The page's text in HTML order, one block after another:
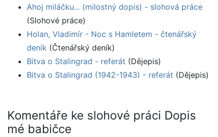
Ahoj miláčku... (milostný dopis) - slohová práce
(Slohové práce)
Holan, Vladimír - Noc s Hamletem - čtenářský
deník (Čtenářský deník)
Bitva o Stalingrad - referát (Dějepis)
Bitva o Stalingrad (1942-1943) - referát (Dějepis)
Komentáře ke slohové práci Dopis
mé babičce